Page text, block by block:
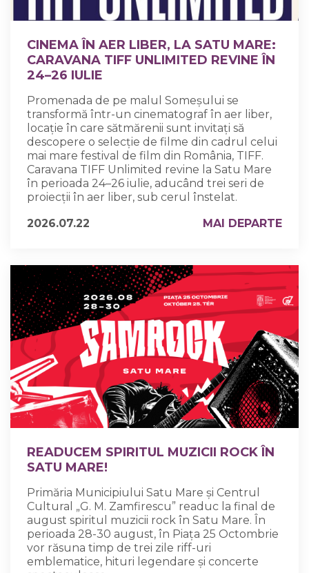
CINEMA ÎN AER LIBER, LA SATU MARE:
CARAVANA TIFF UNLIMITED REVINE ÎN
24–26 IULIE
Promenada de pe malul Someșului se
transformă într-un cinematograf în aer liber,
locație în care sătmărenii sunt invitați să
descopere o selecție de filme din cadrul celui
mai mare festival de film din România, TIFF.
Caravana TIFF Unlimited revine la Satu Mare
în perioada 24–26 iulie, aducând trei seri de
proiecții în aer liber, sub cerul înstelat.
2026.07.22
MAI DEPARTE
READUCEM SPIRITUL MUZICII ROCK ÎN
SATU MARE!
Primăria Municipiului Satu Mare și Centrul
Cultural „G. M. Zamfirescu” readuc la final de
august spiritul muzicii rock în Satu Mare. În
perioada 28-30 august, în Piața 25 Octombrie
vor răsuna timp de trei zile riff-uri
emblematice, hituri legendare și concerte